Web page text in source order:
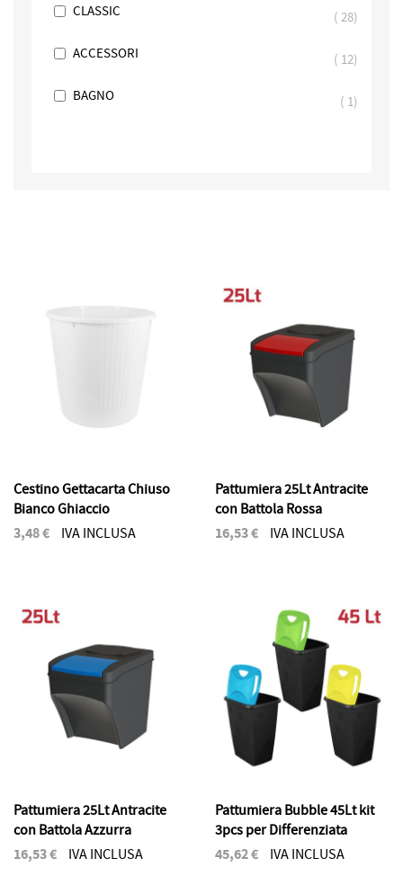
Cestino Gettacarta Chiuso
Bianco Ghiaccio
3,48 € IVA INCLUSA
Pattumiera 25Lt Antracite
con Battola Rossa
16,53 € IVA INCLUSA
Pattumiera 25Lt Antracite
con Battola Azzurra
16,53 € IVA INCLUSA
Pattumiera Bubble 45Lt kit
3pcs per Differenziata
45,62 € IVA INCLUSA
CLASSIC
28
ACCESSORI
12
BAGNO
1